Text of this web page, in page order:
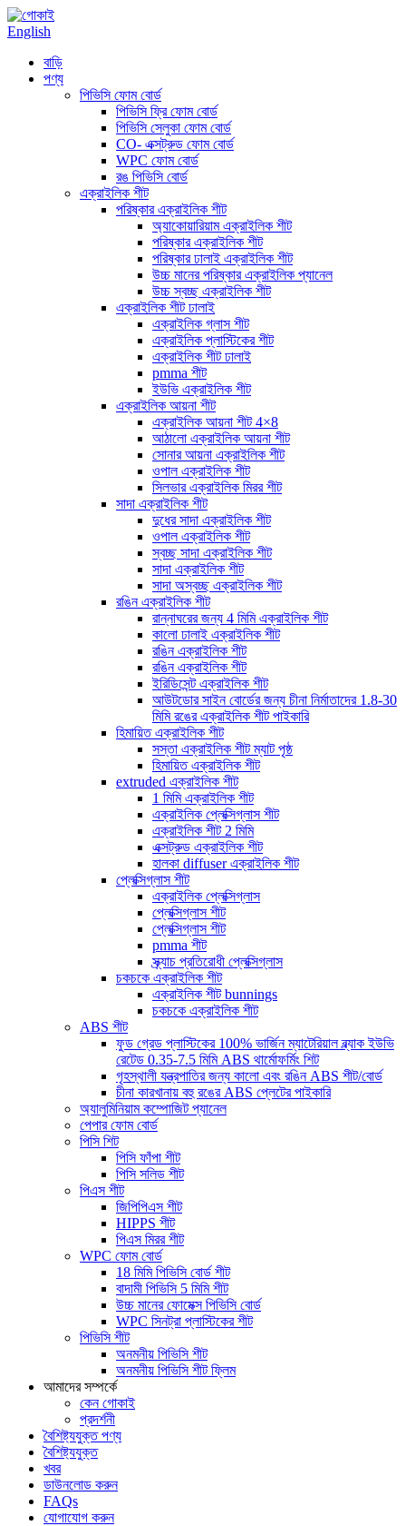
English
বাড়ি
পণ্য
পিভিসি ফোম বোর্ড
পিভিসি ফ্রি ফোম বোর্ড
পিভিসি সেলুকা ফোম বোর্ড
CO- এক্সট্রুড ফোম বোর্ড
WPC ফোম বোর্ড
রঙ পিভিসি বোর্ড
এক্রাইলিক শীট
পরিষ্কার এক্রাইলিক শীট
অ্যাকোয়ারিয়াম এক্রাইলিক শীট
পরিষ্কার এক্রাইলিক শীট
পরিষ্কার ঢালাই এক্রাইলিক শীট
উচ্চ মানের পরিষ্কার এক্রাইলিক প্যানেল
উচ্চ স্বচ্ছ এক্রাইলিক শীট
এক্রাইলিক শীট ঢালাই
এক্রাইলিক গ্লাস শীট
এক্রাইলিক প্লাস্টিকের শীট
এক্রাইলিক শীট ঢালাই
pmma শীট
ইউভি এক্রাইলিক শীট
এক্রাইলিক আয়না শীট
এক্রাইলিক আয়না শীট 4×8
আঠালো এক্রাইলিক আয়না শীট
সোনার আয়না এক্রাইলিক শীট
ওপাল এক্রাইলিক শীট
সিলভার এক্রাইলিক মিরর শীট
সাদা এক্রাইলিক শীট
দুধের সাদা এক্রাইলিক শীট
ওপাল এক্রাইলিক শীট
স্বচ্ছ সাদা এক্রাইলিক শীট
সাদা এক্রাইলিক শীট
সাদা অস্বচ্ছ এক্রাইলিক শীট
রঙিন এক্রাইলিক শীট
রান্নাঘরের জন্য 4 মিমি এক্রাইলিক শীট
কালো ঢালাই এক্রাইলিক শীট
রঙিন এক্রাইলিক শীট
রঙিন এক্রাইলিক শীট
ইরিডিসেন্ট এক্রাইলিক শীট
আউটডোর সাইন বোর্ডের জন্য চীনা নির্মাতাদের 1.8-30
মিমি রঙের এক্রাইলিক শীট পাইকারি
হিমায়িত এক্রাইলিক শীট
সস্তা এক্রাইলিক শীট ম্যাট পৃষ্ঠ
হিমায়িত এক্রাইলিক শীট
extruded এক্রাইলিক শীট
1 মিমি এক্রাইলিক শীট
এক্রাইলিক প্লেক্সিগ্লাস শীট
এক্রাইলিক শীট 2 মিমি
এক্সট্রুড এক্রাইলিক শীট
হালকা diffuser এক্রাইলিক শীট
প্লেক্সিগ্লাস শীট
এক্রাইলিক প্লেক্সিগ্লাস
প্লেক্সিগ্লাস শীট
প্লেক্সিগ্লাস শীট
pmma শীট
স্ক্র্যাচ প্রতিরোধী প্লেক্সিগ্লাস
চকচকে এক্রাইলিক শীট
এক্রাইলিক শীট bunnings
চকচকে এক্রাইলিক শীট
ABS শীট
ফুড গ্রেড প্লাস্টিকের 100% ভার্জিন ম্যাটেরিয়াল ব্ল্যাক ইউভি
রেটেড 0.35-7.5 মিমি ABS থার্মোফর্মিং শিট
গৃহস্থালী যন্ত্রপাতির জন্য কালো এবং রঙিন ABS শীট/বোর্ড
চীনা কারখানায় বহু রঙের ABS প্লেটের পাইকারি
অ্যালুমিনিয়াম কম্পোজিট প্যানেল
পেপার ফোম বোর্ড
পিসি শিট
পিসি ফাঁপা শীট
পিসি সলিড শীট
পিএস শীট
জিপিপিএস শীট
HIPPS শীট
পিএস মিরর শীট
WPC ফোম বোর্ড
18 মিমি পিভিসি বোর্ড শীট
বাদামী পিভিসি 5 মিমি শীট
উচ্চ মানের ফোমেক্স পিভিসি বোর্ড
WPC সিনট্রা প্লাস্টিকের শীট
পিভিসি শীট
অনমনীয় পিভিসি শীট
অনমনীয় পিভিসি শীট ফ্লিম
আমাদের সম্পর্কে
কেন গোকাই
প্রদর্শনী
বৈশিষ্ট্যযুক্ত পণ্য
বৈশিষ্ট্যযুক্ত
খবর
ডাউনলোড করুন
FAQs
যোগাযোগ করুন